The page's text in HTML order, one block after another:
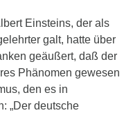
Einsteins, der als
galt, hatte über
geäußert, daß der
Phänomen gewesen
den es in
„Der deutsche